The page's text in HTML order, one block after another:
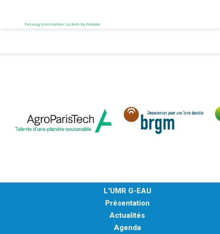
FaLang translation system by Faboba
L'UMR G-EAU
Présentation
Actualités
Agenda